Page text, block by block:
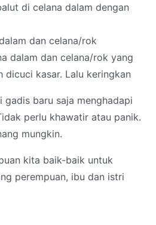
di celana dalam dengan
dan celana/rok
dalam dan celana/rok yang
dicuci kasar. Lalu keringkan
gadis baru saja menghadapi
perlu khawatir atau panik.
mungkin.
kita baik-baik untuk
perempuan, ibu dan istri